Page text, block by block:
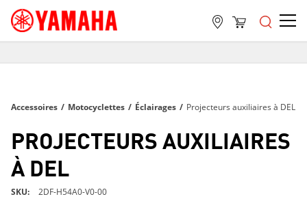
SUR TOUTES LES COMMANDES DE PLUS DE 99 $
LIVRAISON GRATUITE
SUR TOUTES LES COMMANDES DE PLUS DE 99 $
Accessoires / Motocyclettes / Éclairages / Projecteurs auxiliaires à DEL
PROJECTEURS AUXILIAIRES
À DEL
SKU 2DF-H54A0-V0-00